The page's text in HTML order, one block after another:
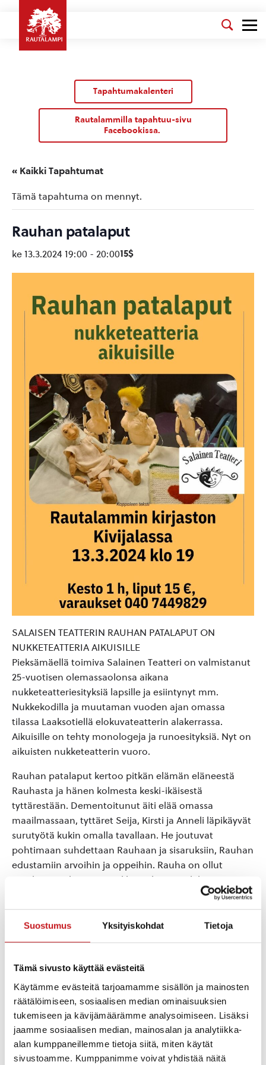
Suostumus Yksityiskohdat Tietoja
Tämä sivusto käyttää evästeitä
Käytämme evästeitä tarjoamamme sisällön ja mainosten
räätälöimiseen, sosiaalisen median ominaisuuksien
tukemiseen ja kävijämäärämme analysoimiseen. Lisäksi
jaamme sosiaalisen median, mainosalan ja analytiikka-
alan kumppaneillemme tietoja siitä, miten käytät
sivustoamme. Kumppanimme voivat yhdistää näitä
Tapahtumakalenteri
Rautalammilla tapahtuu-sivu
Facebookissa.
« Kaikki Tapahtumat
Tämä tapahtuma on mennyt.
Rauhan patalaput
ke 13.3.2024 19:00 - 20:0015$
SALAISEN TEATTERIN RAUHAN PATALAPUT ON
NUKKETEATTERIA AIKUISILLE
Pieksämäellä toimiva Salainen Teatteri on valmistanut
25-vuotisen olemassaolonsa aikana
nukketeatteriesityksiä lapsille ja esiintynyt mm.
Nukkekodilla ja muutaman vuoden ajan omassa
tilassa Laaksotiellä elokuvateatterin alakerrassa.
Aikuisille on tehty monologeja ja runoesityksiä. Nyt on
aikuisten nukketeatterin vuoro.
Rauhan patalaput kertoo pitkän elämän eläneestä
Rauhasta ja hänen kolmesta keski-ikäisestä
tyttärestään. Dementoitunut äiti elää omassa
maailmassaan, tyttäret Seija, Kirsti ja Anneli läpikäyvät
surutyötä kukin omalla tavallaan. He joutuvat
pohtimaan suhdettaan Rauhaan ja sisaruksiin, Rauhan
edustamiin arvoihin ja oppeihin. Rauha on ollut
innokas patalappujen virkkaaja lapsesta lähtien,
patalappu on ollut hänelle mahdollisuus luoda, tehdä
omaa pientä taidetta. Sisarusten unelmat ja haasteet
ovat olleet toisenlaisia. Miten on käynyt nuoruuden
unelmien ja uskalletaanko vielä unelmoida?
Esityksen käsikirjoitus on Marja-Liisa Lintusen ja
Viinikainen. Rooleissa Päivi Lehmusvuori
Rautalammilta ja Marja-Liisa Lintunen Salaisesta
Teatterista. Nuket ovat Helena Marsdenin käsialaa.
Lavastukseen patalappuja ovat virkanneet mm.
Pieksämäen Neuvokkaan käsityöryhmäläiset ja muut